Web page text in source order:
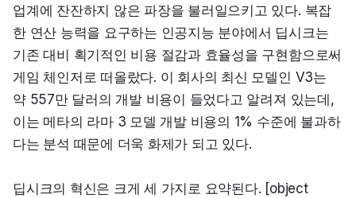
업계에 잔잔하지 않은 파장을 불러일으키고 있다. 복잡
한 연산 능력을 요구하는 인공지능 분야에서 딥시크는
기존 대비 획기적인 비용 절감과 효율성을 구현함으로써
게임 체인저로 떠올랐다. 이 회사의 최신 모델인 V3는
약 557만 달러의 개발 비용이 들었다고 알려져 있는데,
이는 메타의 라마 3 모델 개발 비용의 1% 수준에 불과하
다는 분석 때문에 더욱 화제가 되고 있다.
딥시크의 혁신은 크게 세 가지로 요약된다. [object